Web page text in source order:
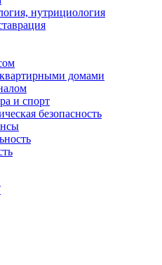
нутрициология
домами
и спорт
безопасность